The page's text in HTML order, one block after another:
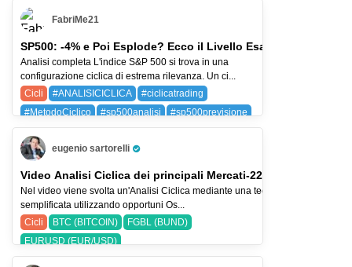
FabriMe21
SP500: -4% e Poi Esplode? Ecco il Livello Esatto
Analisi completa L'indice S&P 500 si trova in una
configurazione ciclica di estrema rilevanza. Un ci...
Cicli
#ANALISICICLICA
#ciclicatrading
#MetodoCiclico
#sp500analisi
#sp500previsione
SPX (SP 500)
eugenio sartorelli
Pro Trader
Video Analisi Ciclica dei principali Mercati-22-lug-26
Nel video viene svolta un'Analisi Ciclica mediante una tecnica
semplificata utilizzando opportuni Os...
Cicli
BTC (BITCOIN)
FGBL (BUND)
EURUSD (EUR/USD)